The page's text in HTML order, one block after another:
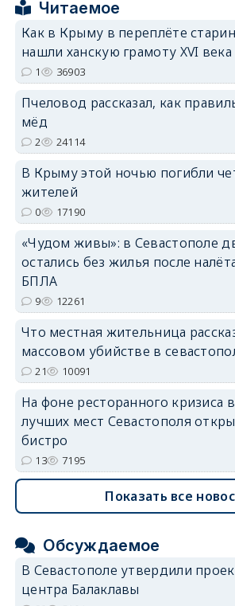
Читаемое
Как в Крыму в переплёте
нашли ханскую грамоту XVI века
1 36903
Пчеловод рассказал, как
мёд
2 24114
В Крыму этой ночью погибли
жителей
0 17190
«Чудом живы»: в Севастополе
остались без жилья после
БПЛА
9 12261
Что местная жительница
массовом убийстве в
21 10091
На фоне ресторанного кризиса
лучших мест Севастополя
бистро
13 7195
Показать все
Обсуждаемое
В Севастополе утвердили
центра Балаклавы